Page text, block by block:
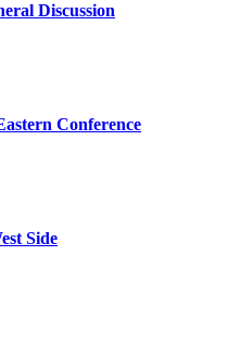
Discussion
Conference
Side